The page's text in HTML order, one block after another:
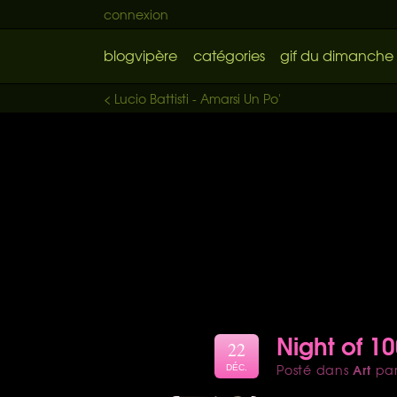
connexion
blogvipère catégories gif du dimanche
< Lucio Battisti - Amarsi Un Po'
Night of
Posté dansArt par
22
DÉC.